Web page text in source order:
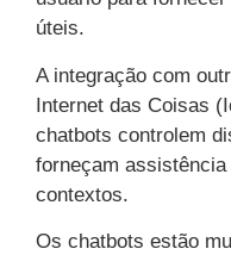
úteis.
A integração com
Internet das Coisas
chatbots controlem
forneçam
contextos.
Os chatbots estão